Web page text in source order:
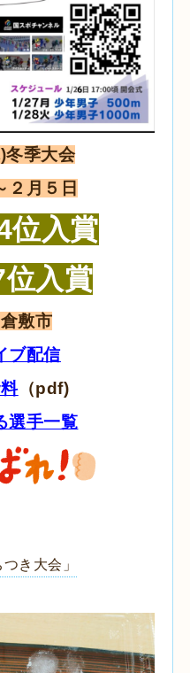
冬季大会
２月５日
位入賞
入賞
敷市
ブ配信
（pdf)
選手一覧
き大会」